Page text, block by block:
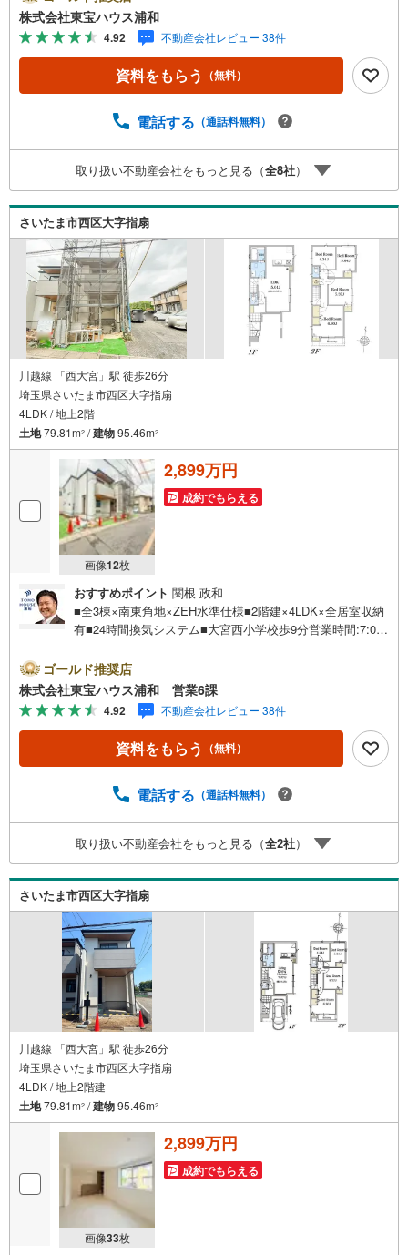
宝ハウスライフソリューションズグループ 東宝ハウス浦
和 特別提携金利〔一例〕東宝ハウス浦和の住宅ローン■変
動金利全期間引下げプラン⇒住宅ローン金利優遇割の最大
適用《0.89％》と某信用金庫金利1.275％の比較借入金4000
万円返済期間35年の総返済額の差額:303万円※2026年7月末
UBで生涯の安心をお届け◇東宝ハウスのライフパートナー
b Offプレミアムなど多彩なサービスがございます
株式会社東宝ハウス浦和
4.92 不動産会社レビュー 38件
資料をもらう （無料）
電話する （通話料無料）
取り扱い不動産会社をもっと見る（全8社）
さいたま市西区大字指扇
川越線 「西大宮」駅 徒歩26分
埼玉県さいたま市西区大字指扇
4LDK / 地上2階
土地79.81m2 /建物95.46m2
画像12枚
2,899万円
成約でもらえる
おすすめポイント 関根 政和
■全3棟×南東角地×ZEH水準仕様■2階建×4LDK×全居室収納
有■24時間換気システム■大宮西小学校歩9分営業時間:7:00
わせがスムーズにご案内できますぜひお気軽にご連絡下さ
い！東宝ハウスライフソリューションズグループ 東宝ハ
ウス浦和 特別提携金利〔一例〕東宝ハウス浦和の住宅ロ
ーン■変動金利全期間引下げプラン⇒住宅ローン金利優遇割
の最大適用《0.89％》と某信用金庫金利1.275％の比較借入
金4000万円返済期間35年の総返済額の差額:303万円※2026
USE CLUBで生涯の安心をお届け◇東宝ハウスのライフパ
ート、Club Offプレミアムなど多彩なサービスがございます
ゴールド推奨店
株式会社東宝ハウス浦和 営業6課
4.92 不動産会社レビュー 38件
資料をもらう （無料）
電話する （通話料無料）
取り扱い不動産会社をもっと見る（全2社）
さいたま市西区大字指扇
川越線 「西大宮」駅 徒歩26分
埼玉県さいたま市西区大字指扇
4LDK / 地上2階建
土地79.81m2 /建物95.46m2
画像33枚
2,899万円
成約でもらえる